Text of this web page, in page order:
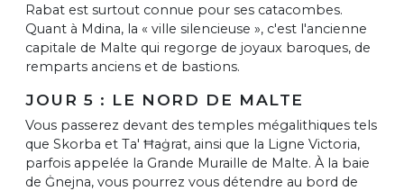
Rabat est surtout connue pour ses catacombes.
Quant à Mdina, la « ville silencieuse », c'est l'ancienne
capitale de Malte qui regorge de joyaux baroques, de
remparts anciens et de bastions.
JOUR 5 : LE NORD DE MALTE
Vous passerez devant des temples mégalithiques tels
que Skorba et Ta' Ħaġrat, ainsi que la Ligne Victoria,
parfois appelée la Grande Muraille de Malte. À la baie
de Ġnejna, vous pourrez vous détendre au bord de